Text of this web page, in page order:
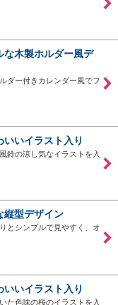
な木製ホルダー風デ
ダー付きカレンダー風でフ
いいイラスト入り
鈴の涼し気なイラストを入
縦型デザイン
とシンプルで見やすく、オ
いいイラスト入り
た色味の桜のイラストを入